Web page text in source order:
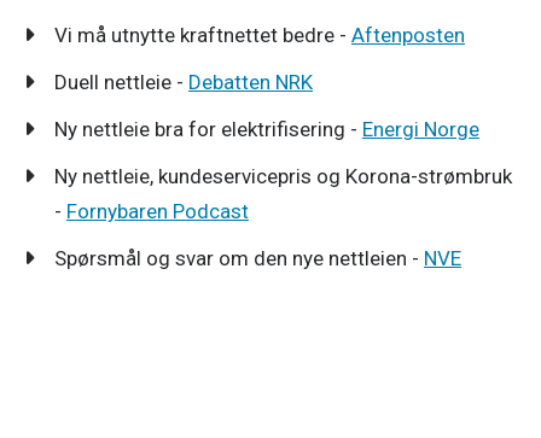
Vi må utnytte kraftnettet bedre - Aftenposten
Duell nettleie - Debatten NRK
Ny nettleie bra for elektrifisering - Energi Norge
Ny nettleie, kundeservicepris og Korona-strømbruk
- Fornybaren Podcast
Spørsmål og svar om den nye nettleien - NVE